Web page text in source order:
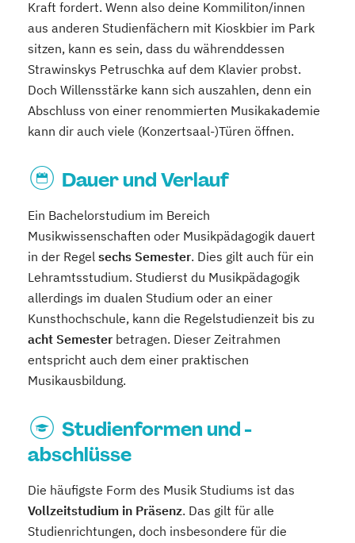
Kraft fordert. Wenn also deine Kommiliton/innen
aus anderen Studienfächern mit Kioskbier im Park
sitzen, kann es sein, dass du währenddessen
Strawinskys Petruschka auf dem Klavier probst.
Doch Willensstärke kann sich auszahlen, denn ein
Abschluss von einer renommierten Musikakademie
kann dir auch viele (Konzertsaal-)Türen öffnen.
Dauer und Verlauf
Ein Bachelorstudium im Bereich
Musikwissenschaften oder Musikpädagogik dauert
in der Regel sechs Semester. Dies gilt auch für ein
Lehramtsstudium. Studierst du Musikpädagogik
allerdings im dualen Studium oder an einer
Kunsthochschule, kann die Regelstudienzeit bis zu
acht Semester betragen. Dieser Zeitrahmen
entspricht auch dem einer praktischen
Musikausbildung.
Studienformen und -
abschlüsse
Die häufigste Form des Musik Studiums ist das
Vollzeitstudium in Präsenz. Das gilt für alle
Studienrichtungen, doch insbesondere für die